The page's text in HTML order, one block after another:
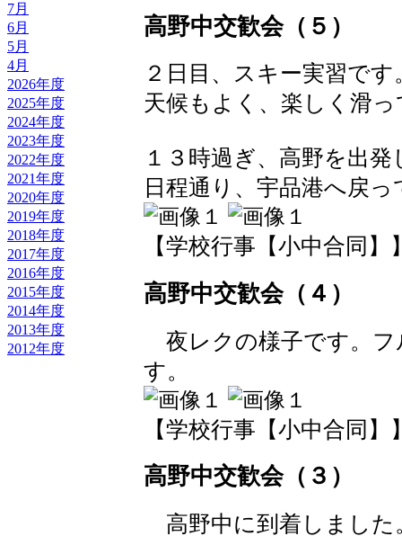
7月
6月
5月
4月
2026年度
2025年度
2024年度
2023年度
2022年度
2021年度
2020年度
2019年度
2018年度
2017年度
2016年度
2015年度
2014年度
2013年度
2012年度
高野中交歓会（５）
２日目、スキー実習です
天候もよく、楽しく滑
１３時過ぎ、高野を出
日程通り、宇品港へ戻
【学校行事【小中合同】
高野中交歓会（４）
夜レクの様子です。フ
す。
【学校行事【小中合同】
高野中交歓会（３）
高野中に到着しました